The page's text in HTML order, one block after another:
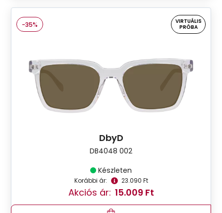
-35%
VIRTUÁLIS
PRÓBA
DbyD
DB4048 002
Készleten
Korábbi ár: 23.090 Ft
Akciós ár: 15.009 Ft